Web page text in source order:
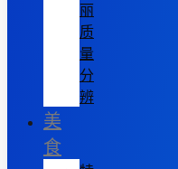
丽
质
量
分
辨
美
食